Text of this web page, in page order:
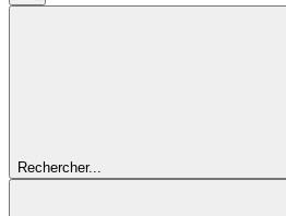
Rechercher...